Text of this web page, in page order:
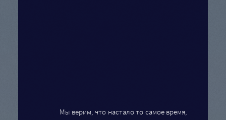
Мы верим, что настало то самое время,